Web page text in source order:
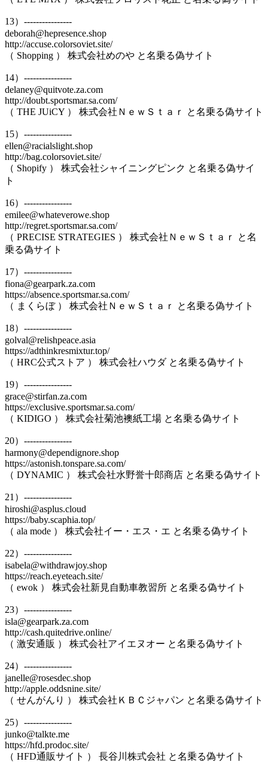
13）----------------
deborah@hepresence.shop
http://accuse.colorsoviet.site/
（ Shopping ） 株式会社めのや と名乗る偽サイト
14）----------------
delaney@quitvote.za.com
http://doubt.sportsmar.sa.com/
（ THE JUiCY ） 株式会社ＮｅｗＳｔａｒ と名乗る偽サイト
15）----------------
ellen@racialslight.shop
http://bag.colorsoviet.site/
（ Shopify ） 株式会社シャイニングピンク と名乗る偽サイ
ト
16）----------------
emilee@whateverowe.shop
http://regret.sportsmar.sa.com/
（ PRECISE STRATEGIES ） 株式会社ＮｅｗＳｔａｒ と名
乗る偽サイト
17）----------------
fiona@gearpark.za.com
https://absence.sportsmar.sa.com/
（ まくらぼ ） 株式会社ＮｅｗＳｔａｒ と名乗る偽サイト
18）----------------
golval@relishpeace.asia
https://adthinkresmixtur.top/
（ HRC公式ストア ） 株式会社ハウダ と名乗る偽サイト
19）----------------
grace@stirfan.za.com
https://exclusive.sportsmar.sa.com/
（ KIDIGO ） 株式会社菊池襖紙工場 と名乗る偽サイト
20）----------------
harmony@dependignore.shop
https://astonish.tonspare.sa.com/
（ DYNAMIC ） 株式会社水野誉十郎商店 と名乗る偽サイト
21）----------------
hiroshi@asplus.cloud
https://baby.scaphia.top/
（ ala mode ） 株式会社イー・エス・エ と名乗る偽サイト
22）----------------
isabela@withdrawjoy.shop
https://reach.eyeteach.site/
（ ewok ） 株式会社新見自動車教習所 と名乗る偽サイト
23）----------------
isla@gearpark.za.com
http://cash.quitedrive.online/
（ 激安通販 ） 株式会社アイエヌオー と名乗る偽サイト
24）----------------
janelle@rosesdec.shop
http://apple.oddsnine.site/
（ せんがんり ） 株式会社ＫＢＣジャパン と名乗る偽サイト
25）----------------
junko@talkte.me
https://hfd.prodoc.site/
（ HFD通販サイト ） 長谷川株式会社 と名乗る偽サイト